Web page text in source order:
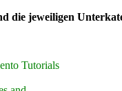
die jeweiligen
Tutorials